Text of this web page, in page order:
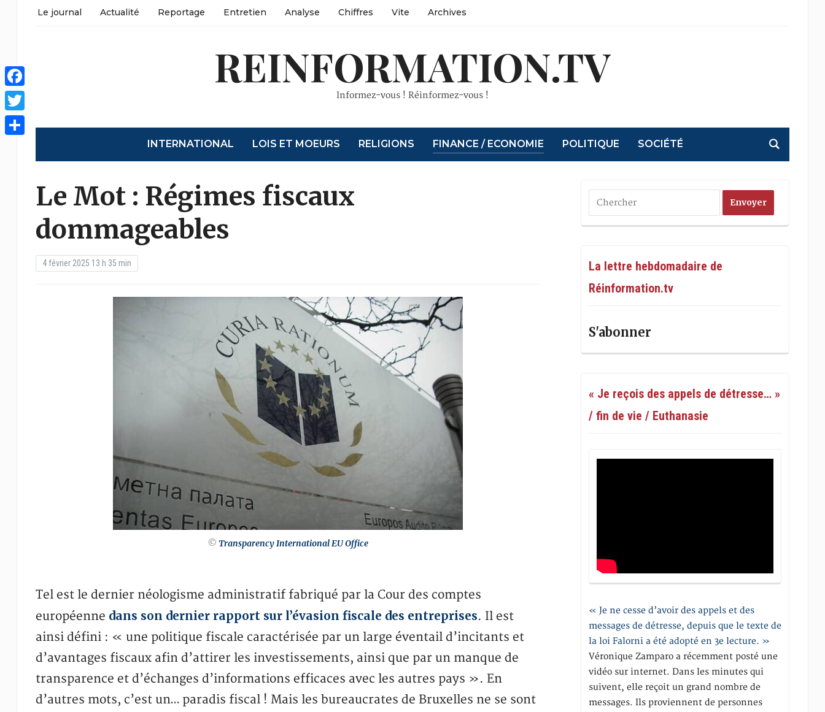
Le journal Actualité Reportage Entretien Analyse Chiffres Vite Archives
REINFORMATION.TV
Informez-vous ! Réinformez-vous !
INTERNATIONAL LOIS ET MOEURS RELIGIONS FINANCE / ECONOMIE POLITIQUE SOCIÉTÉ
Le Mot : Régimes fiscaux
dommageables
4 février 2025 13 h 35 min
©Transparency International EU Office
Tel est le dernier néologisme administratif fabriqué par la Cour des comptes
européenne dans son dernier rapport sur l’évasion fiscale des entreprises. Il est
ainsi défini : « une politique fiscale caractérisée par un large éventail d’incitants et
d’avantages fiscaux afin d’attirer les investissements, ainsi que par un manque de
transparence et d’échanges d’informations efficaces avec les autres pays ». En
d’autres mots, c’est un… paradis fiscal ! Mais les bureaucrates de Bruxelles ne se sont
La lettre hebdomadaire de
Réinformation.tv
S'abonner
« Je reçois des appels de détresse… »
/ fin de vie / Euthanasie
« Je ne cesse d’avoir des appels et des
messages de détresse, depuis que le texte de
la loi Falorni a été adopté en 3e lecture. »
Véronique Zamparo a récemment posté une
vidéo sur internet. Dans les minutes qui
suivent, elle reçoit un grand nombre de
messages. Ils proviennent de personnes
Facebook
Twitter